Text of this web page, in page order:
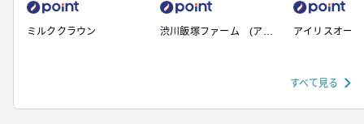
ミルククラウン
渋川飯塚ファーム (アイ
アイリスオー
すべて見る